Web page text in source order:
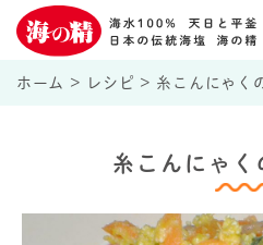
ホーム > レシピ > 糸こんにゃく
糸こんにゃく